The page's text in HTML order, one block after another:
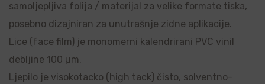
samoljepljiva folija / materijal za velike formate tiska,
posebno dizajniran za unutrašnje zidne aplikacije.
Lice (face film) je monomerni kalendrirani PVC vinil
debljine 100 µm.
Ljepilo je visokotacko (high tack) čisto, solventno-